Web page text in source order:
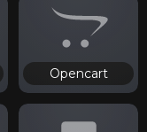
Opencart